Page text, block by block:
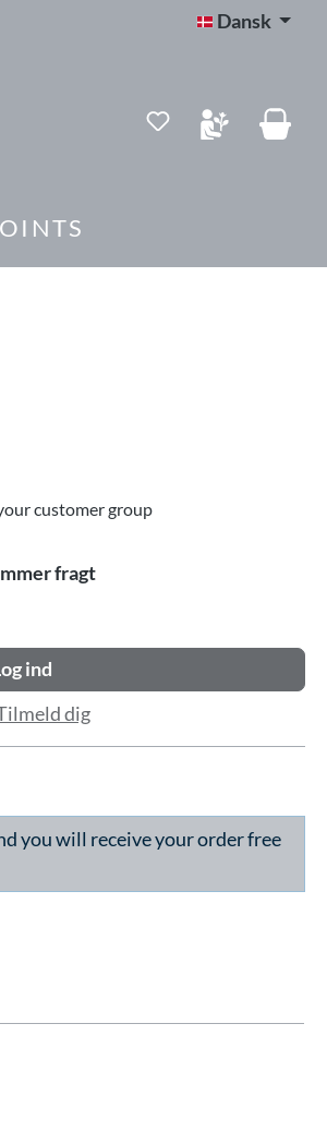
Dansk
Du har 0
customer group
fragt
ind
dig
you will receive your order free